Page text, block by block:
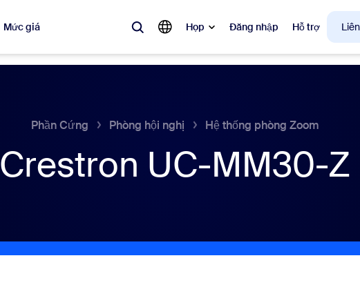
Mức giá Họp Đăng nhập Hỗ trợ
My Notes Meetings
Phần Cứng Phòng hội nghị Hệ thống phòng Zoom
Crestron UC-MM30-Z